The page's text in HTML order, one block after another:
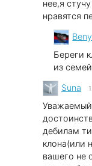
нее,я
нравятся
Береги
из
Suna
дебилам
клона(или
вашего не